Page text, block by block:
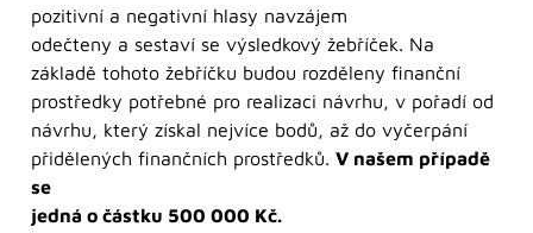
pozitivní a negativní hlasy navzájem
odečteny a sestaví se výsledkový žebříček. Na
základě tohoto žebříčku budou rozděleny finanční
prostředky potřebné pro realizaci návrhu, v pořadí od
návrhu, který získal nejvíce bodů, až do vyčerpání
přidělených finančních prostředků. V našem případě
se
jedná o částku 500 000 Kč.